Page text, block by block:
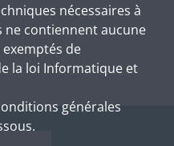
nécessaires à
contiennent aucune
de
la loi Informatique et
générales